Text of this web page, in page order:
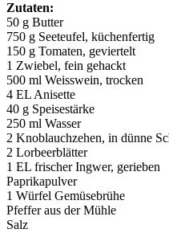
Zutaten:
50 g Butter
750 g Seeteufel, küchenfertig
150 g Tomaten, geviertelt
1 Zwiebel, fein gehackt
500 ml Weisswein, trocken
4 EL Anisette
40 g Speisestärke
250 ml Wasser
2 Knoblauchzehen, in dünne
2 Lorbeerblätter
1 EL frischer Ingwer, gerieben
Paprikapulver
1 Würfel Gemüsebrühe
Pfeffer aus der Mühle
Salz